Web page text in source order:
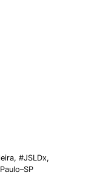
,#JSLDx,